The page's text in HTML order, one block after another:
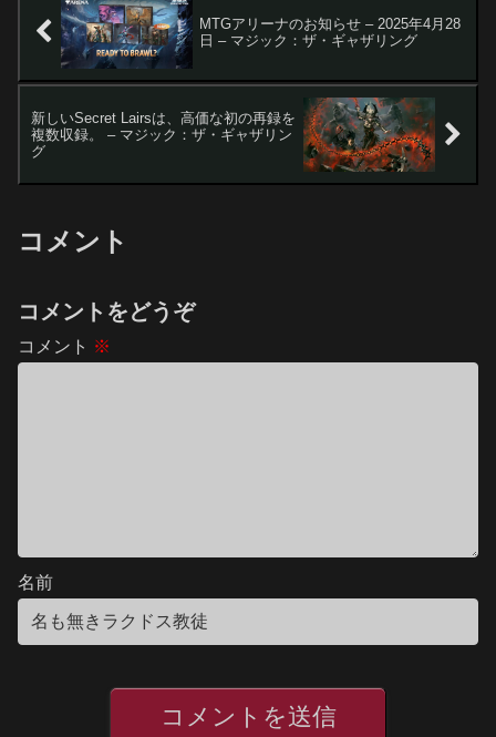
MTGアリーナのお知らせ – 2025年4月28
日 – マジック：ザ・ギャザリング
新しいSecret Lairsは、高価な初の再録を
複数収録。 – マジック：ザ・ギャザリン
グ
コメント
コメントをどうぞ
コメント ※
名前